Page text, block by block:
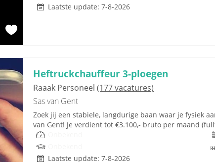
Laatste update: 7-8-2026
Heftruckchauffeur 3-ploegen
Raaak Personeel (177 vacatures)
Sas van Gent
Zoek jij een stabiele, langdurige baan waar je fysiek
van Gent! Je verdient tot €3.100,- bruto per maand
Laatste update: 7-8-2026